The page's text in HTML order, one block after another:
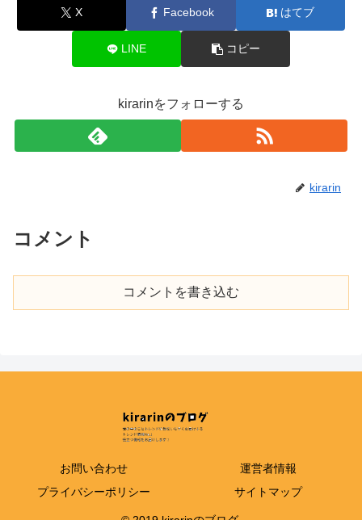
X Facebook はてブ
LINE コピー
kirarinをフォローする
kirarin
コメント
コメントを書き込む
お問い合わせ
運営者情報
プライバシーポリシー
サイトマップ